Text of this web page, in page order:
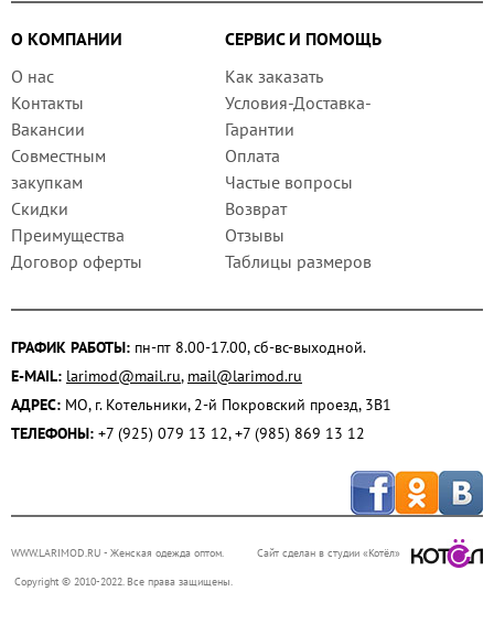
О КОМПАНИИ
СЕРВИС И ПОМОЩЬ
О нас
Контакты
Вакансии
Совместным
закупкам
Скидки
Преимущества
Договор оферты
Как заказать
Условия-Доставка-
Гарантии
Оплата
Частые вопросы
Возврат
Отзывы
Таблицы размеров
ГРАФИК РАБОТЫ: пн-пт 8.00-17.00, сб-вс-выходной.
E-MAIL: larimod@mail.ru, mail@larimod.ru
АДРЕС: МО, г. Котельники, 2-й Покровский проезд, 3В1
ТЕЛЕФОНЫ: +7 (925) 079 13 12, +7 (985) 869 13 12
Сайт сделан в студии «Котёл»
WWW.LARIMOD.RU - Женская одежда оптом.
Copyright © 2010-2022. Все права защищены.